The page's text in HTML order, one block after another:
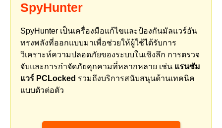
SpyHunter
SpyHunter เป็นเครื่องมือแก้ไขและป้องกันมัลแวร์อัน
ทรงพลังที่ออกแบบมาเพื่อช่วยให้ผู้ใช้ได้รับการ
วิเคราะห์ความปลอดภัยของระบบในเชิงลึก การตรวจ
จับและการกำจัดภัยคุกคามที่หลากหลาย เช่น แรนซัม
แวร์ PCLocked รวมถึงบริการสนับสนุนด้านเทคนิค
แบบตัวต่อตัว